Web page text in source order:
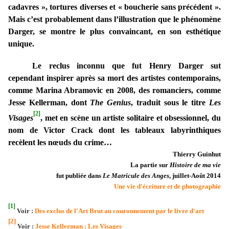
cadavres », tortures diverses et « boucherie sans précédent ».
Mais c’est probablement dans l’illustration que le phénomène
Darger, se montre le plus convaincant, en son esthétique
unique.
Le reclus inconnu que fut Henry Darger sut
cependant inspirer après sa mort des artistes contemporains,
comme Marina Abramovic en 2008, des romanciers, comme
Jesse Kellerman, dont The Genius, traduit sous le titre Les
Visages[2], met en scène un artiste solitaire et obsessionnel, du
nom de Victor Crack dont les tableaux labyrinthiques
recèlent les nœuds du crime…
Thierry Guinhut
La partie sur Histoire de ma vie
fut publiée dans Le Matricule des Anges, juillet-Août 2014
Une vie d'écriture et de photographie
[1]
Voir : Des exclus de l'Art Brut au couronnement par le livre d'art
[2]
Voir : Jesse Kellerman : Les Visages